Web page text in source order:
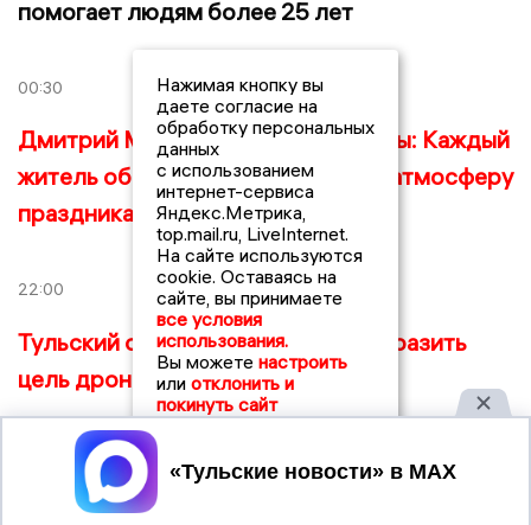
помогает людям более 25 лет
00:30
Дмитрий Миляев о Параде Победы: Каждый
житель области должен ощутить атмосферу
праздника
22:00
Тульский оператор БПЛА смог поразить
цель дроном «на удаленке»
Владимир Путин вручил тулякам медали
Нажимая кнопку вы
даете согласие на
обработку персональных
данных
с использованием
интернет-сервиса
Яндекс.Метрика,
top.mail.ru, LiveInternet.
На сайте используются
cookie. Оставаясь на
сайте, вы принимаете
все условия
использования.
Вы можете настроить
или отклонить и
покинуть сайт
Принять